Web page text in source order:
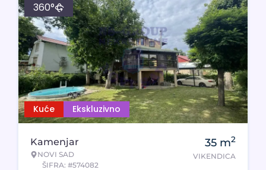
Kuće Ekskluzivno
360°
Kamenjar
NOVI SAD
ŠIFRA: #574082
35 m2
VIKENDICA